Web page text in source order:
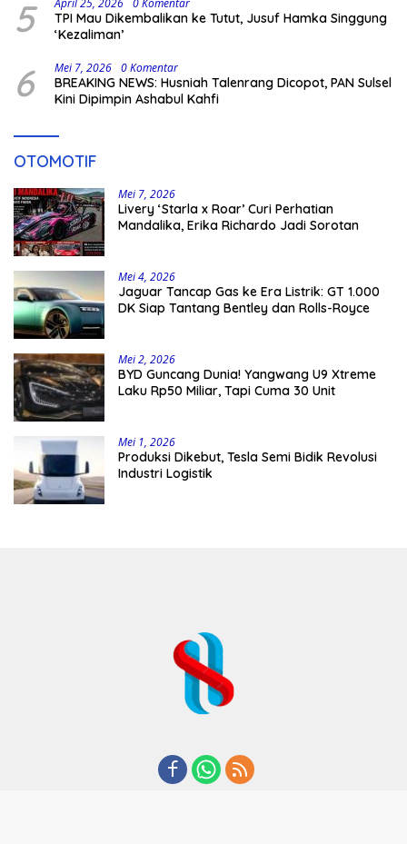
5 April 25, 2026 0 Komentar
TPI Mau Dikembalikan ke Tutut, Jusuf Hamka Singgung
‘Kezaliman’
6 Mei 7, 2026 0 Komentar
BREAKING NEWS: Husniah Talenrang Dicopot, PAN Sulsel
Kini Dipimpin Ashabul Kahfi
OTOMOTIF
Mei 7, 2026
Livery ‘Starla x Roar’ Curi Perhatian
Mandalika, Erika Richardo Jadi Sorotan
Mei 4, 2026
Jaguar Tancap Gas ke Era Listrik: GT 1.000
DK Siap Tantang Bentley dan Rolls-Royce
Mei 2, 2026
BYD Guncang Dunia! Yangwang U9 Xtreme
Laku Rp50 Miliar, Tapi Cuma 30 Unit
Mei 1, 2026
Produksi Dikebut, Tesla Semi Bidik Revolusi
Industri Logistik